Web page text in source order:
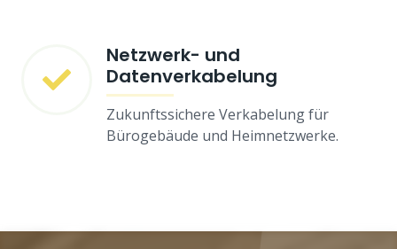
Netzwerk- und
Datenverkabelung
Zukunftssichere Verkabelung für
Bürogebäude und Heimnetzwerke.